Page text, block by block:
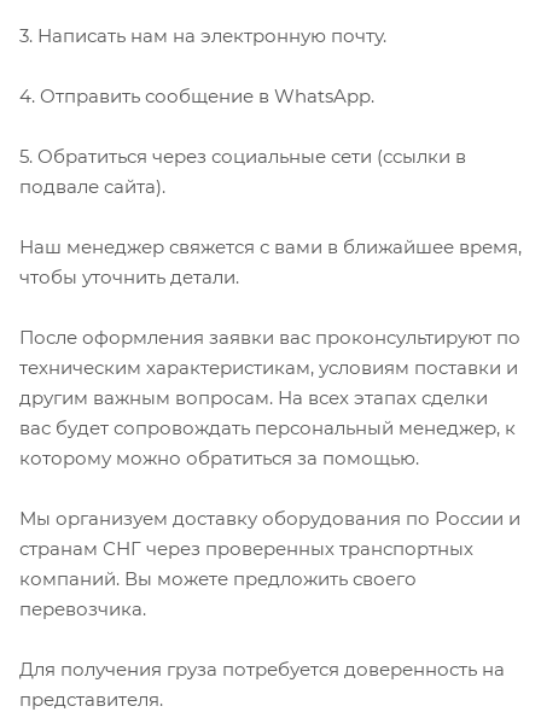
3. Написать нам на электронную почту.
4. Отправить сообщение в WhatsApp.
5. Обратиться через социальные сети (ссылки в
подвале сайта).
Наш менеджер свяжется с вами в ближайшее время,
чтобы уточнить детали.
После оформления заявки вас проконсультируют по
техническим характеристикам, условиям поставки и
другим важным вопросам. На всех этапах сделки
вас будет сопровождать персональный менеджер, к
которому можно обратиться за помощью.
Мы организуем доставку оборудования по России и
странам СНГ через проверенных транспортных
компаний. Вы можете предложить своего
перевозчика.
Для получения груза потребуется доверенность на
представителя.